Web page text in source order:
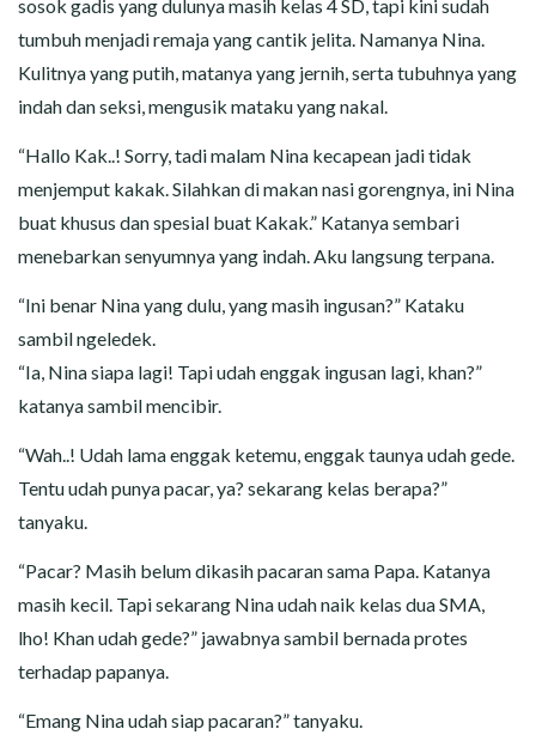
sosok gadis yang dulunya masih kelas 4 SD, tapi kini sudah
tumbuh menjadi remaja yang cantik jelita. Namanya Nina.
Kulitnya yang putih, matanya yang jernih, serta tubuhnya yang
indah dan seksi, mengusik mataku yang nakal.
“Hallo Kak..! Sorry, tadi malam Nina kecapean jadi tidak
menjemput kakak. Silahkan di makan nasi gorengnya, ini Nina
buat khusus dan spesial buat Kakak.” Katanya sembari
menebarkan senyumnya yang indah. Aku langsung terpana.
“Ini benar Nina yang dulu, yang masih ingusan?” Kataku
sambil ngeledek.
“Ia, Nina siapa lagi! Tapi udah enggak ingusan lagi, khan?”
katanya sambil mencibir.
“Wah..! Udah lama enggak ketemu, enggak taunya udah gede.
Tentu udah punya pacar, ya? sekarang kelas berapa?”
tanyaku.
“Pacar? Masih belum dikasih pacaran sama Papa. Katanya
masih kecil. Tapi sekarang Nina udah naik kelas dua SMA,
lho! Khan udah gede?” jawabnya sambil bernada protes
terhadap papanya.
“Emang Nina udah siap pacaran?” tanyaku.